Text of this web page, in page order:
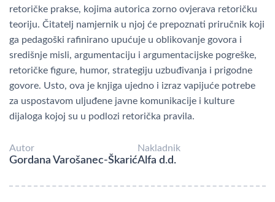
retoričke prakse, kojima autorica zorno ovjerava retoričku
teoriju. Čitatelj namjernik u njoj će prepoznati priručnik koji
ga pedagoški rafinirano upućuje u oblikovanje govora i
središnje misli, argumentaciju i argumentacijske pogreške,
retoričke figure, humor, strategiju uzbuđivanja i prigodne
govore. Usto, ova je knjiga ujedno i izraz vapijuće potrebe
za uspostavom uljuđene javne komunikacije i kulture
dijaloga kojoj su u podlozi retorička pravila.
Autor
Gordana Varošanec-Škarić
Nakladnik
Alfa d.d.